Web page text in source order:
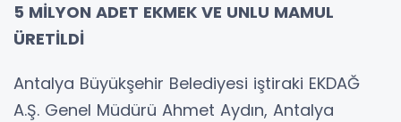
5 MİLYON ADET EKMEK VE UNLU MAMUL
ÜRETİLDİ
Antalya Büyükşehir Belediyesi iştiraki EKDAĞ
A.Ş. Genel Müdürü Ahmet Aydın, Antalya